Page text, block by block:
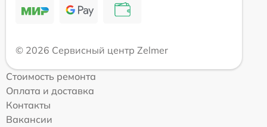
© 2026 Сервисный центр Zelmer
Стоимость ремонта
Оплата и доставка
Контакты
Вакансии